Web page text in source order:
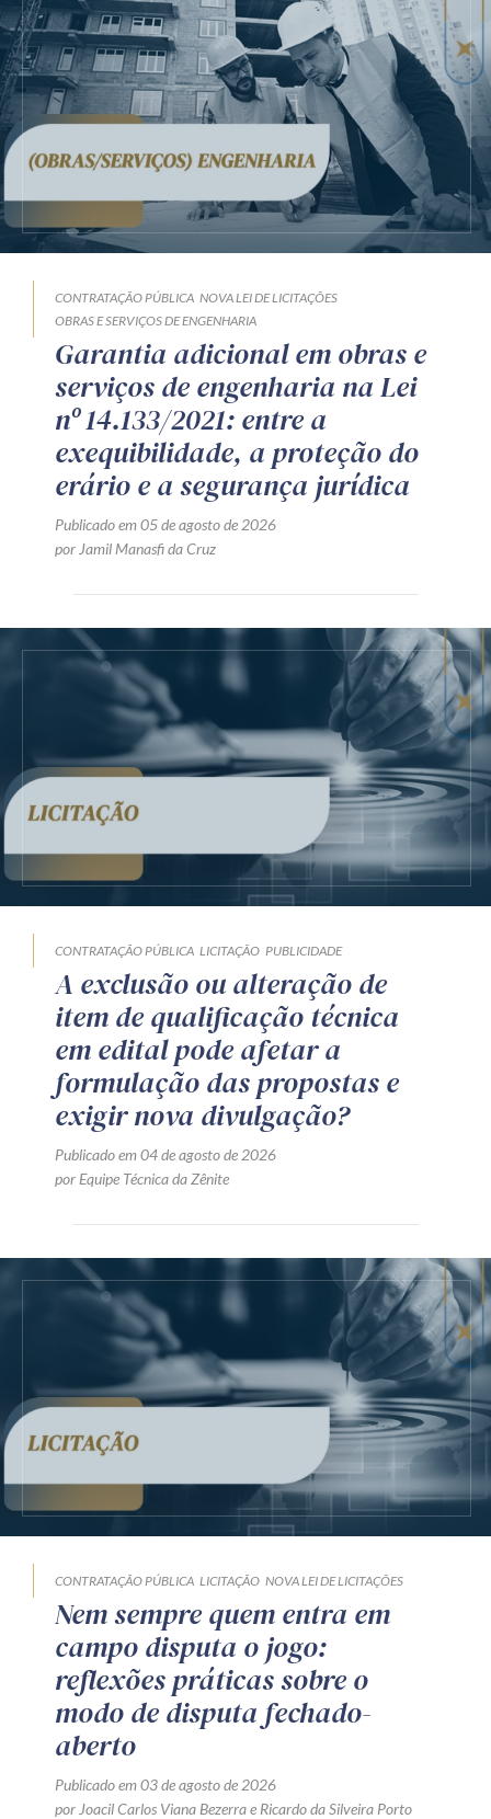
CONTRATAÇÃO PÚBLICA NOVA LEI DE LICITAÇÕES
OBRAS E SERVIÇOS DE ENGENHARIA
Garantia adicional em obras e
serviços de engenharia na Lei
nº 14.133/2021: entre a
exequibilidade, a proteção do
erário e a segurança jurídica
Publicado em 05 de agosto de 2026
por Jamil Manasfi da Cruz
CONTRATAÇÃO PÚBLICA LICITAÇÃO PUBLICIDADE
A exclusão ou alteração de
item de qualificação técnica
em edital pode afetar a
formulação das propostas e
exigir nova divulgação?
Publicado em 04 de agosto de 2026
por Equipe Técnica da Zênite
CONTRATAÇÃO PÚBLICA LICITAÇÃO NOVA LEI DE LICITAÇÕES
Nem sempre quem entra em
campo disputa o jogo:
reflexões práticas sobre o
modo de disputa fechado-
aberto
Publicado em 03 de agosto de 2026
por Joacil Carlos Viana Bezerrae Ricardo da Silveira Porto